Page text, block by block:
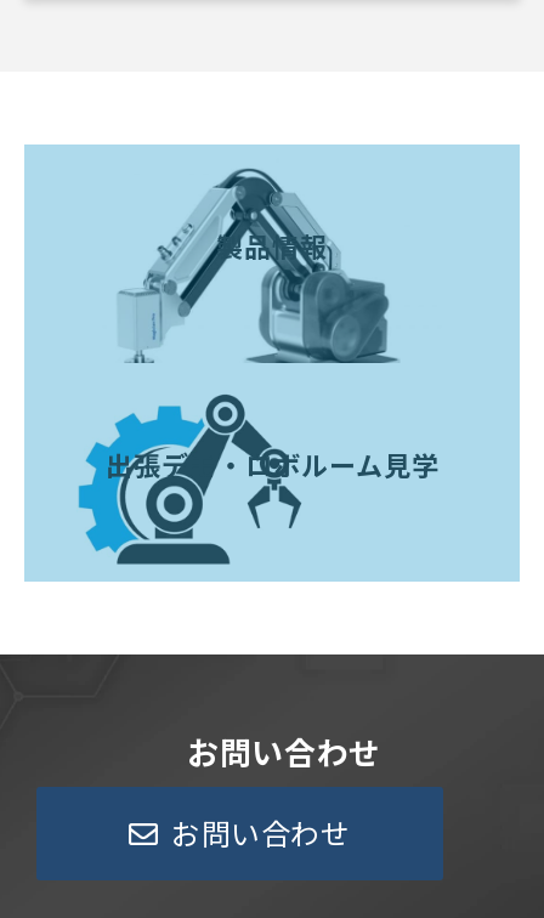
製品情報
出張デモ・ロボルーム見学
お問い合わせ
お問い合わせ